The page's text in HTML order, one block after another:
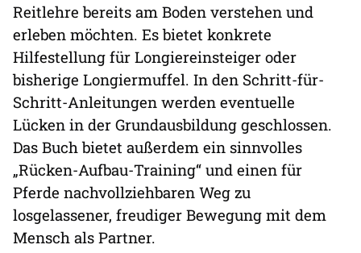
Reitlehre bereits am Boden verstehen und
erleben möchten. Es bietet konkrete
Hilfestellung für Longiereinsteiger oder
bisherige Longiermuffel. In den Schritt-für-
Schritt-Anleitungen werden eventuelle
Lücken in der Grundausbildung geschlossen.
Das Buch bietet außerdem ein sinnvolles
„Rücken-Aufbau-Training“ und einen für
Pferde nachvollziehbaren Weg zu
losgelassener, freudiger Bewegung mit dem
Mensch als Partner.